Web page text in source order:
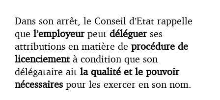
Dans son arrêt, le Conseil d’Etat rappelle
que l’employeur peut déléguer ses
attributions en matière de procédure de
licenciementà condition que son
délégataire ait la qualité et le pouvoir
nécessaires pour les exercer en son nom.